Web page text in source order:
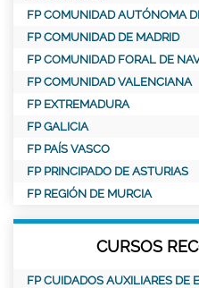
FP COMUNIDAD AUTÓNOMA
FP COMUNIDAD DE MADRID
FP COMUNIDAD FORAL DE
FP COMUNIDAD VALENCIANA
FP EXTREMADURA
FP GALICIA
FP PAÍS VASCO
FP PRINCIPADO DE ASTURIAS
FP REGIÓN DE MURCIA
CURSOS
FP CUIDADOS AUXILIARES DE